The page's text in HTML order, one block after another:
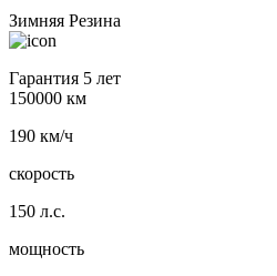
Зимняя Резина
Гарантия 5 лет
150000 км
190 км/ч
скорость
150 л.с.
мощность